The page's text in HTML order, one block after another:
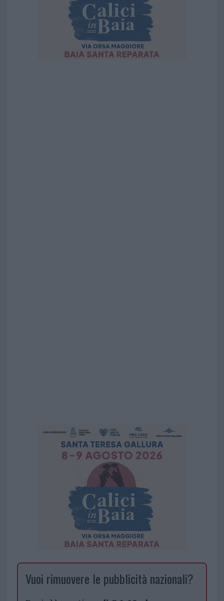
Vuoi rimuovere le pubblicità nazionali?